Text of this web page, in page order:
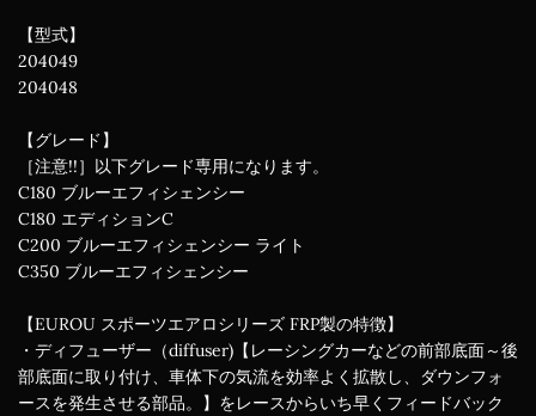
【型式】
204049
204048
【グレード】
［注意!!］以下グレード専用になります。
C180 ブルーエフィシェンシー
C180 エディションC
C200 ブルーエフィシェンシー ライト
C350 ブルーエフィシェンシー
【EUROU スポーツエアロシリーズ FRP製の特徴】
・ディフューザー（diffuser)【レーシングカーなどの前部底面～後
部底面に取り付け、車体下の気流を効率よく拡散し、ダウンフォ
ースを発生させる部品。】をレースからいち早くフィードバック